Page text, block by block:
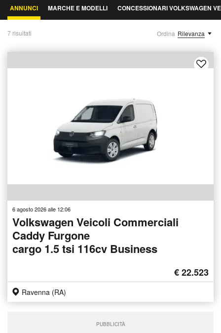
ANNUNCI MARCHE E MODELLI CONCESSIONARI VOLKSWAGEN
7 risultati Ordina Rilevanza
6 agosto 2026 alle 12:06
Volkswagen Veicoli Commerciali
Caddy Furgone
cargo 1.5 tsi 116cv Business
€ 22.523
Ravenna (RA)
PUBBLICITÀ